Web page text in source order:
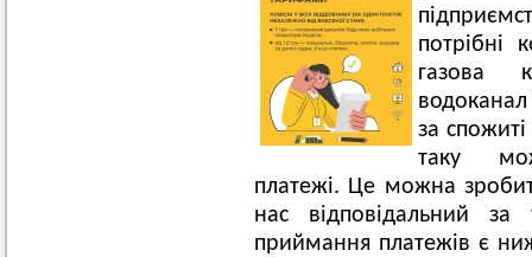
потрібні
газова
за
таку
платежі. Це можна
нас відповідальний за
приймання платежів є